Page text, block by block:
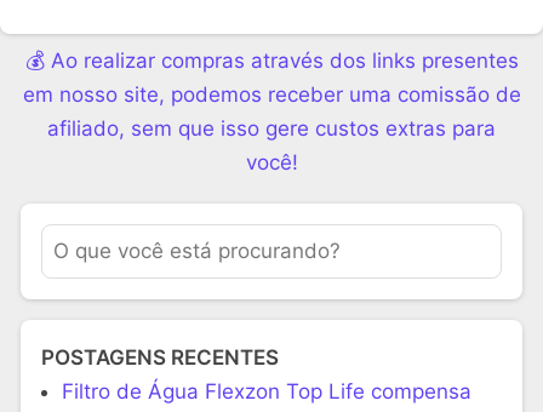
💰 Ao realizar compras através dos links presentes
em nosso site, podemos receber uma comissão de
afiliado, sem que isso gere custos extras para
você!
POSTAGENS RECENTES
Filtro de Água Flexzon Top Life compensa